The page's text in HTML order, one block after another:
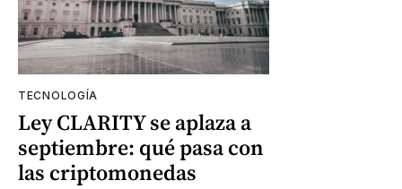
TECNOLOGÍA
Ley CLARITY se aplaza a
septiembre: qué pasa con
las criptomonedas